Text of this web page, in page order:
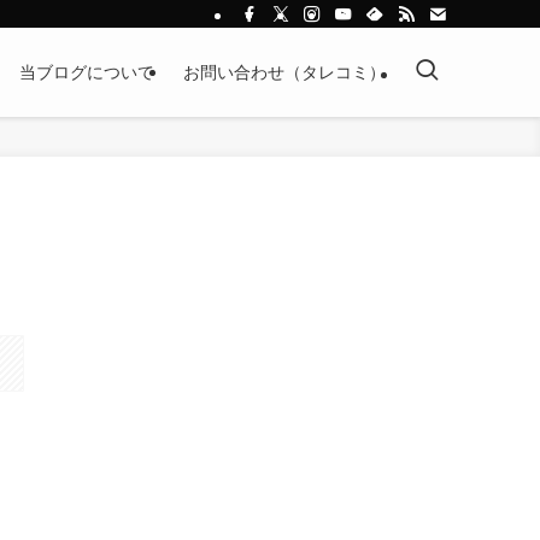
当ブログについて お問い合わせ（タレコミ）